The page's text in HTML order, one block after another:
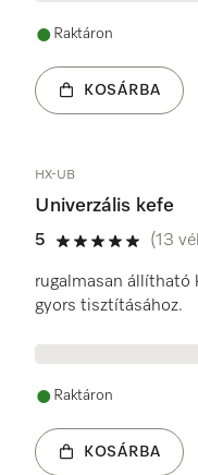
Raktáron
KOSÁRBA
HX-UB
Univerzális kefe
5
5 / 5
(13
rugalmasan állítható
gyors tisztításához.
Raktáron
KOSÁRBA